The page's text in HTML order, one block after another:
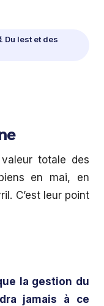
Du lest et des
valeur totale des
en mai, en
C’est leur point
la gestion du
jamais à ce